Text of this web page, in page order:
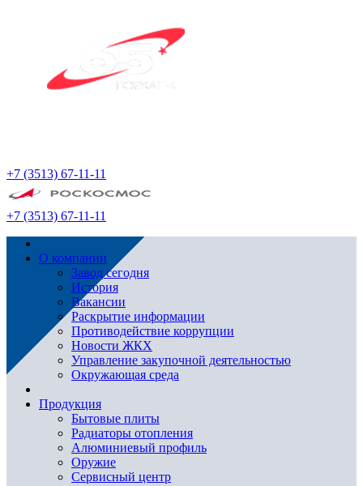
+7 (3513) 67-11-11
+7 (3513) 67-11-11
О компании
Завод сегодня
История
Вакансии
Раскрытие информации
Противодействие коррупции
Новости ЖКХ
Управление закупочной деятельностью
Окружающая среда
Продукция
Бытовые плиты
Радиаторы отопления
Алюминиевый профиль
Оружие
Сервисный центр